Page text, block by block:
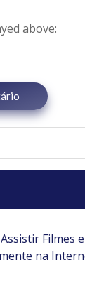
above:
Filmes
na